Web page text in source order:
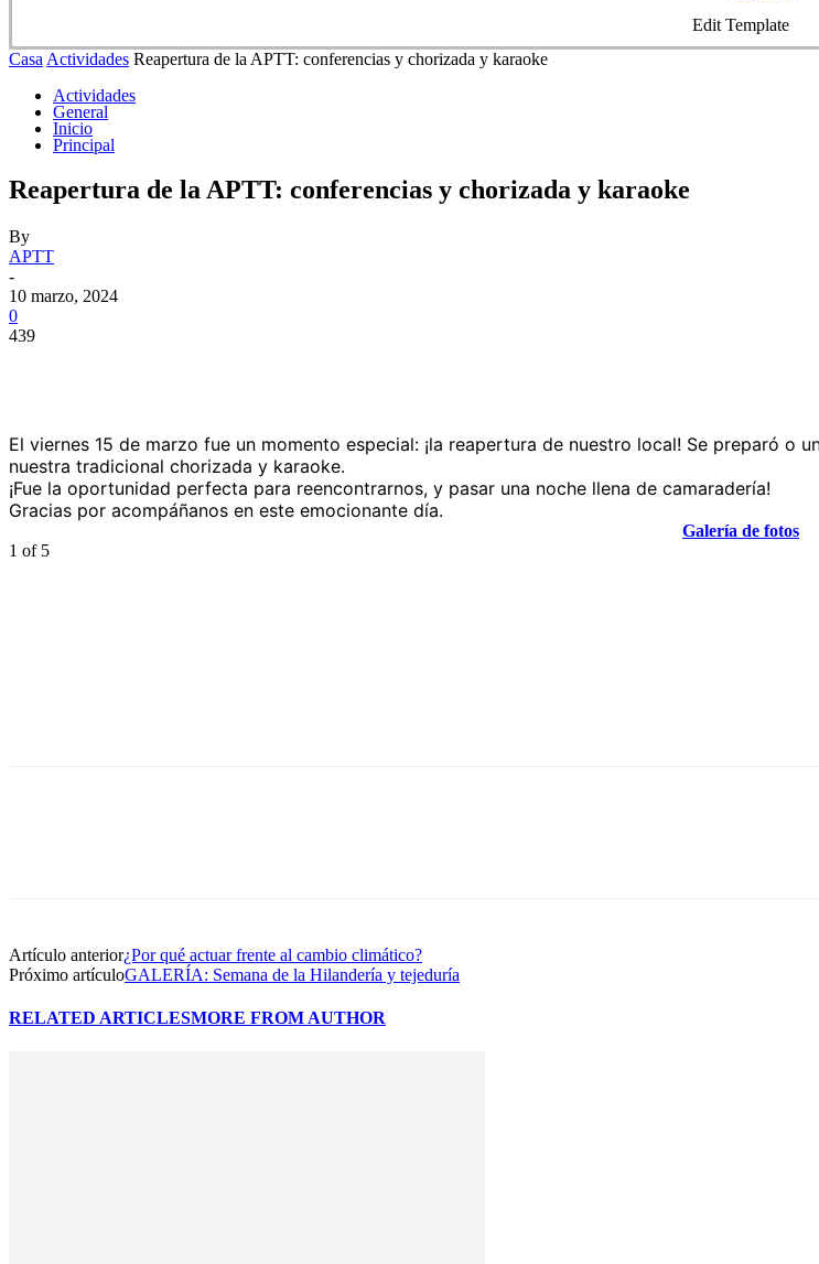
Edit Template
Casa Actividades Reapertura de la APTT: conferencias y chorizada y karaoke
Actividades
General
Inicio
Principal
Reapertura de la APTT: conferencias y chorizada y karaoke
By
APTT
-
10 marzo, 2024
0
439
El viernes 15 de marzo fue un momento especial: ¡la reapertura de nuestro local! Se preparó o
nuestra tradicional chorizada y karaoke.
¡Fue la oportunidad perfecta para reencontrarnos, y pasar una noche llena de camaradería!
Gracias por acompáñanos en este emocionante día.
Galería de fotos
1 of 5
Artículo anterior¿Por qué actuar frente al cambio climático?
Próximo artículoGALERÍA: Semana de la Hilandería y tejeduría
RELATED ARTICLESMORE FROM AUTHOR